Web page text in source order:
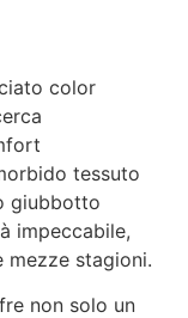
color
tessuto
giubbotto
impeccabile,
mezze stagioni.
non solo un